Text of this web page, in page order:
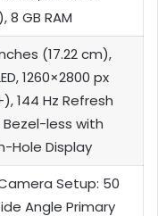
8 GB RAM
(17.22 cm),
1260×2800 px
144 Hz Refresh
Bezel-less with
Hole Display
Setup: 50
Angle Primary